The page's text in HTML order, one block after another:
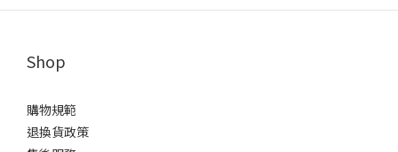
Shop
購物規範
退換貨政策